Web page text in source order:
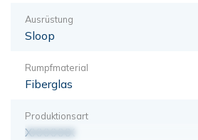
Ausrüstung
Sloop
Rumpfmaterial
Fiberglas
Produktionsart
XXXXXXX